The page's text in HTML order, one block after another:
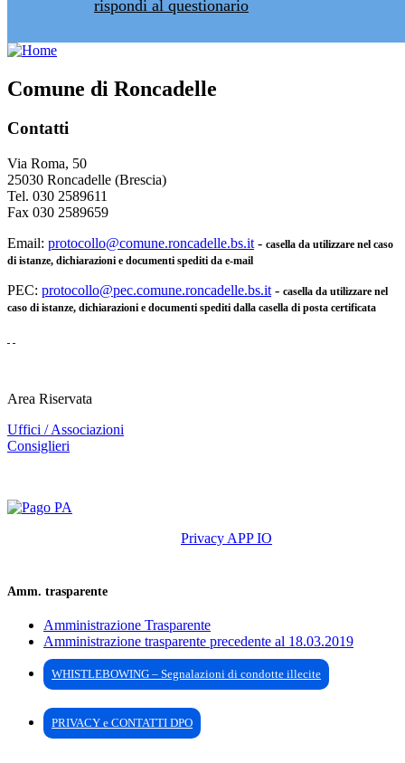
rispondi al questionario
Comune di Roncadelle
Contatti
Via Roma, 50
25030 Roncadelle (Brescia)
Tel. 030 2589611
Fax 030 2589659
Email: protocollo@comune.roncadelle.bs.it - casella da utilizzare nel caso
di istanze, dichiarazioni e documenti spediti da e-mail
PEC: protocollo@pec.comune.roncadelle.bs.it - casella da utilizzare nel
caso di istanze, dichiarazioni e documenti spediti dalla casella di posta certificata
Area Riservata
Uffici / Associazioni
Consiglieri
Privacy APP IO
Amm. trasparente
Amministrazione Trasparente
Amministrazione trasparente precedente al 18.03.2019
WHISTLEBOWING – Segnalazioni di condotte illecite
PRIVACY e CONTATTI DPO